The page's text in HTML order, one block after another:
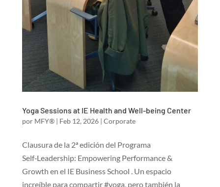
Yoga Sessions at IE Health and Well-being Center
por MFY®| Feb 12, 2026| Corporate
Clausura de la 2ª edición del Programa
Self‑Leadership: Empowering Performance &
Growth en el IE Business School . Un espacio
increíble para compartir #yoga, pero también la